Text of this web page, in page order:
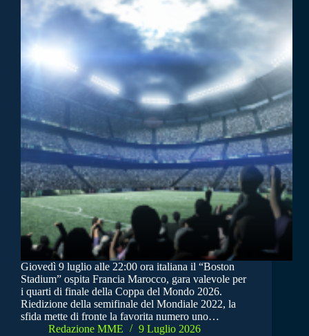
Giovedì 9 luglio alle 22:00 ora italiana il “Boston
Stadium” ospita Francia Marocco, gara valevole per
i quarti di finale della Coppa del Mondo 2026.
Riedizione della semifinale del Mondiale 2022, la
sfida mette di fronte la favorita numero uno…
Redazione MME
9 Luglio 2026